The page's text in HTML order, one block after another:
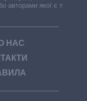
авторами якої є треті
НАС